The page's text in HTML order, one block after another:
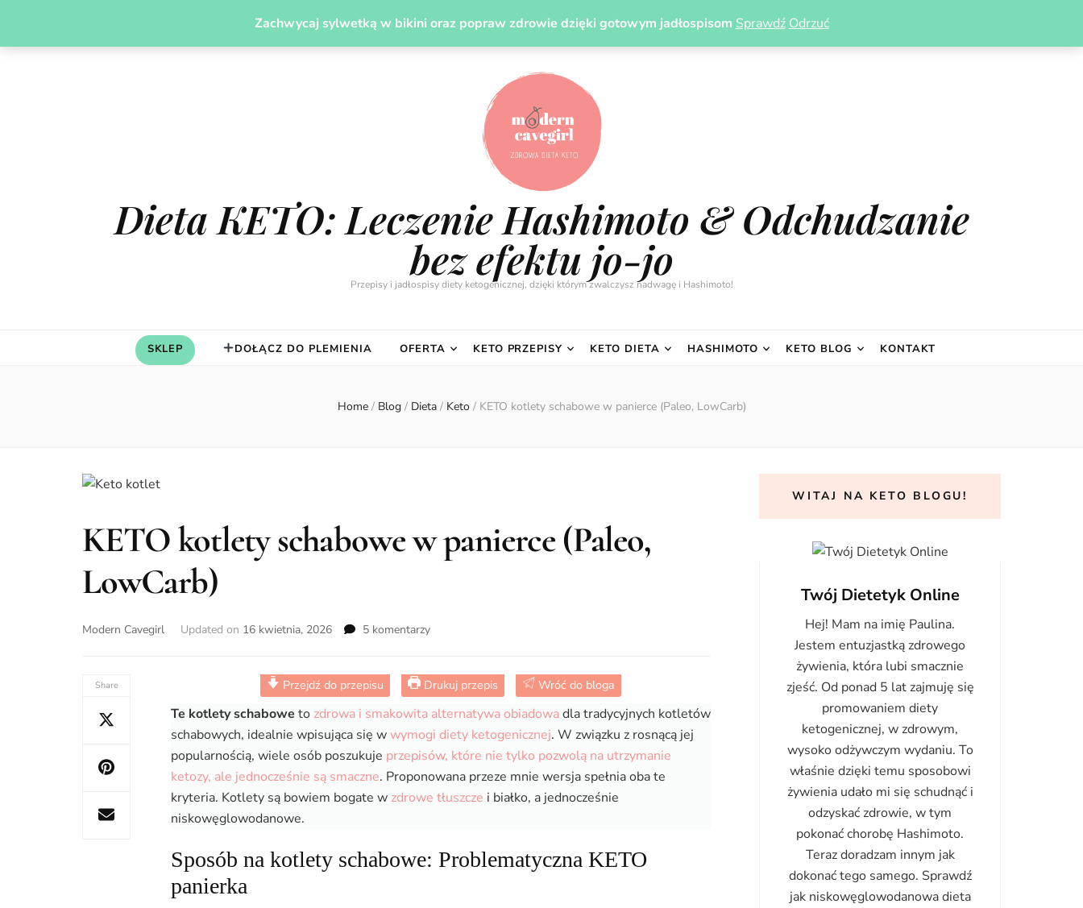
Zachwycaj sylwetką w bikini oraz popraw zdrowie dzięki gotowym jadłospisom Sprawdź Odrzuć
JADŁOSPISY ODCHUDZANIE LECZENIE HASHIMOTO DIETĄ PREZENT
Dieta KETO: Leczenie Hashimoto & Odchudzanie
bez efektu jo-jo
Przepisy i jadłospisy diety ketogenicznej, dzięki którym zwalczysz nadwagę i Hashimoto!
SKLEP DOŁĄCZ DO PLEMIENIA OFERTA KETO PRZEPISY KETO DIETA HASHIMOTO KETO BLOG KONTAKT
Home / Blog / Dieta / Keto / KETO kotlety schabowe w panierce (Paleo, LowCarb)
KETO kotlety schabowe w panierce (Paleo,
LowCarb)
Modern Cavegirl Updated on 16 kwietnia, 2026 5 komentarzydo
schabowe
w
panierce
(Paleo,
LowCarb)
Share Przejdź do przepisu Drukuj przepis Wróć do bloga
Te kotlety schabowe to zdrowa i smakowita alternatywa obiadowadla tradycyjnych kotletów
schabowych, idealnie wpisująca się wwymogi diety ketogenicznej. W związku z rosnącą jej
popularnością, wiele osób poszukuje przepisów, które nie tylko pozwolą na utrzymanie
ketozy, ale jednocześnie są smaczne. Proponowana przeze mnie wersja spełnia oba te
kryteria. Kotlety są bowiem bogate w zdrowe tłuszcze i białko, a jednocześnie
niskowęglowodanowe.
Sposób na kotlety schabowe: Problematyczna KETO
panierka
WITAJ NA KETO BLOGU!
Twój Dietetyk Online
Hej! Mam na imię Paulina.
Jestem entuzjastką zdrowego
żywienia, która lubi smacznie
zjeść. Od ponad 5 lat zajmuję się
promowaniem diety
ketogenicznej, w zdrowym,
wysoko odżywczym wydaniu. To
właśnie dzięki temu sposobowi
żywienia udało mi się schudnąć i
odzyskać zdrowie, w tym
pokonać chorobę Hashimoto.
Teraz doradzam innym jak
dokonać tego samego. Sprawdź
jak niskowęglowodanowa dieta